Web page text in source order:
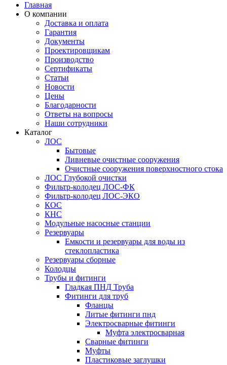
Главная
О компании
Доставка и оплата
Гарантия
Документы
Проектировщикам
Производство
Сертификаты
Статьи
Новости
Цены
Благодарности
Ответы на вопросы
Наши сотрудники
Каталог
ЛОС
Бытовые
Ливневые очистные сооружения
Очистные сооружения поверхностного стока
ЛОС Глубокой очистки
Фильтр-колодец ЛОС-ФК
Фильтр-колодец ЛОС-ЭКО
КОС
КНС
Модульные насосные станции
Резервуары
Емкости и резервуары для воды из
стеклопластика
Резервуары сборные
Колодцы
Трубы и фитинги
Гладкая ПНД Труба
Фитинги для труб
Фланцы
Литые фитинги пнд
Электросварные фитинги
Муфта электросварная
Сварные фитинги
Муфты
Пластиковые заглушки